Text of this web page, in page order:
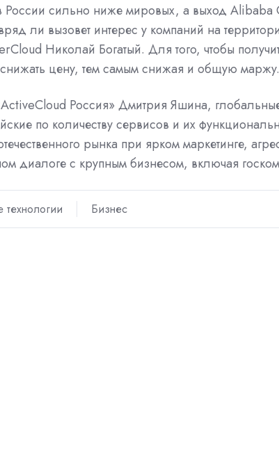
России сильно ниже мировых, а выход Alibaba
ли вызовет интерес у компаний на
Николай Богатый. Для того, чтобы
цену, тем самым снижая и общую маржу.
Россия» Дмитрия Яшина,
по количеству сервисов и их
рынка при ярком маркетинге,
диалоге с крупным бизнесом, включая
Бизнес